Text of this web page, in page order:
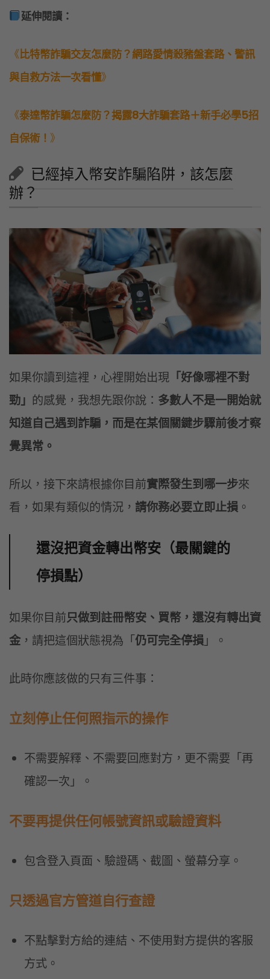
延伸閱讀：
《比特幣詐騙交友怎麼防？網路愛情殺豬盤套路、警訊
與自救方法一次看懂》
《泰達幣詐騙怎麼防？揭露8大詐騙套路＋新手必學5招
自保術！ 》
已經掉入幣安詐騙陷阱，該怎麼
辦？
如果你讀到這裡，心裡開始出現 「好像哪裡不對
勁」 的感覺，我想先跟你說： 多數人不是一開始就
知道自己遇到詐騙，而是在某個關鍵步驟前後才察
覺異常。
所以，接下來請根據你目前實際發生到哪一步來
看，如果有類似的情況， 請你務必要立即止損 。
還沒把資金轉出幣安（最關鍵的
停損點）
如果你目前只做到註冊幣安、買幣，還沒有轉出資
金 ，請把這個狀態視為「仍可完全停損」。
此時你應該做的只有三件事：
立刻停止任何照指示的操作
不需要解釋、不需要回應對方，更不需要「再
確認一次」。
不要再提供任何帳號資訊或驗證資料
包含登入頁面、驗證碼、截圖、螢幕分享。
只透過官方管道自行查證
不點擊對方給的連結、不使用對方提供的客服
方式。